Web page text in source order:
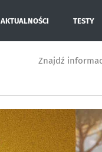
AKTUALNOŚCI TESTY
Znajdź